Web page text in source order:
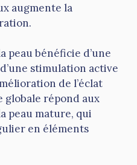
augmente la
peau bénéficie d’une
stimulation active
de l’éclat
globale répond aux
peau mature, qui
en éléments